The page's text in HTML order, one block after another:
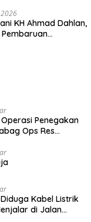
KH Ahmad Dahlan,
Penegakan
Ops Res
Kabel Listrik
di Jalan